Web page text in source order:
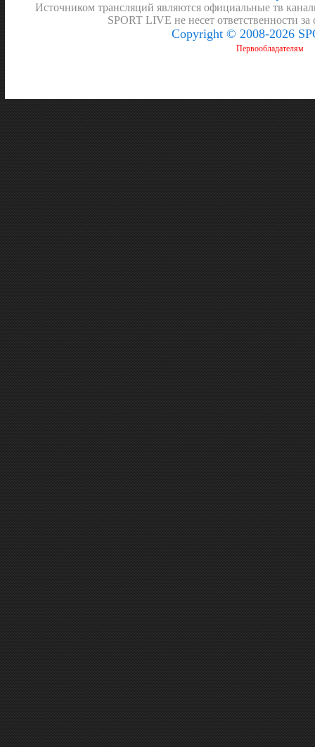
Источником трансляций являются официальные тв
SPORT LIVE не несет ответственности
Copyright © 2008-2026
Первообладателям